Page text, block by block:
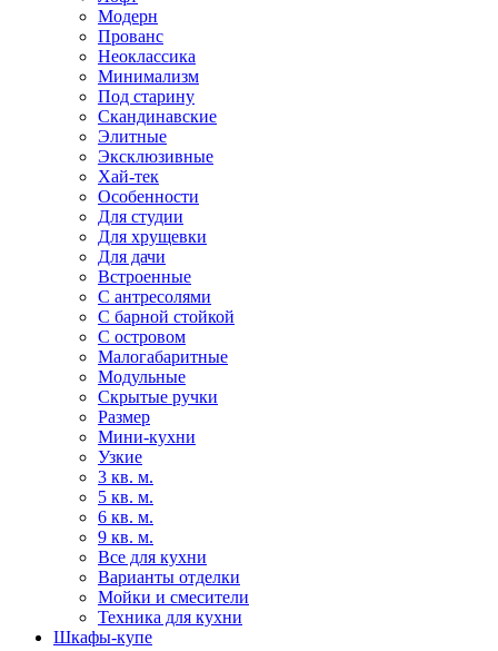
Модерн
Прованс
Неоклассика
Минимализм
Под старину
Скандинавские
Элитные
Эксклюзивные
Хай-тек
Особенности
Для студии
Для хрущевки
Для дачи
Встроенные
С антресолями
С барной стойкой
С островом
Малогабаритные
Модульные
Скрытые ручки
Размер
Мини-кухни
Узкие
3 кв. м.
5 кв. м.
6 кв. м.
9 кв. м.
Все для кухни
Варианты отделки
Мойки и смесители
Техника для кухни
Шкафы-купе